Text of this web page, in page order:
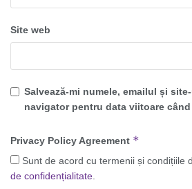
Site web
Salvează-mi numele, emailul și
navigator pentru data viitoare
Privacy Policy Agreement *
Sunt de acord cu termenii și condițiile
de confidențialitate.